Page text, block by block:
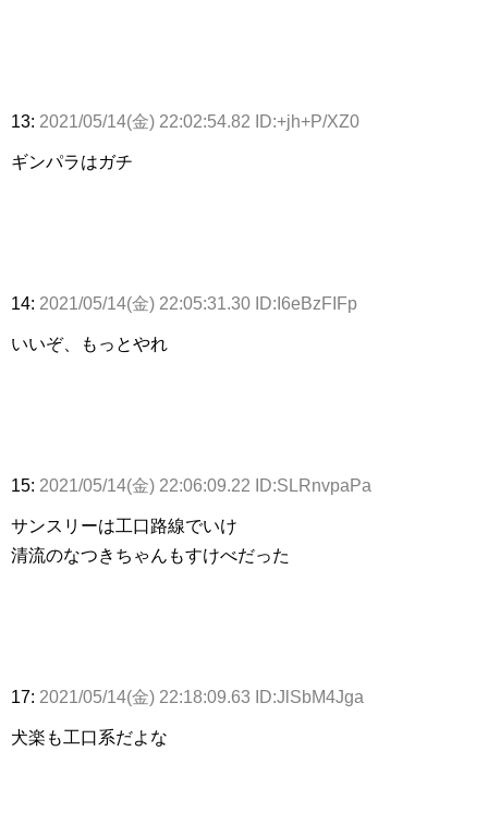
13: 2021/05/14(金) 22:02:54.82 ID:+jh+P/XZ0
ギンパラはガチ
14: 2021/05/14(金) 22:05:31.30 ID:I6eBzFIFp
いいぞ、もっとやれ
15: 2021/05/14(金) 22:06:09.22 ID:SLRnvpaPa
サンスリーは工口路線でいけ
清流のなつきちゃんもすけべだった
17: 2021/05/14(金) 22:18:09.63 ID:JlSbM4Jga
犬楽も工口系だよな